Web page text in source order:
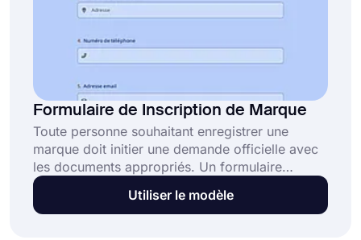
Formulaire de Inscription de Marque
Toute personne souhaitant enregistrer une
marque doit initier une demande officielle avec
les documents appropriés. Un formulaire
d'inscription de marque prend le devant de la
scène parmi ceux-ci. En construire un est
Utiliser le modèle